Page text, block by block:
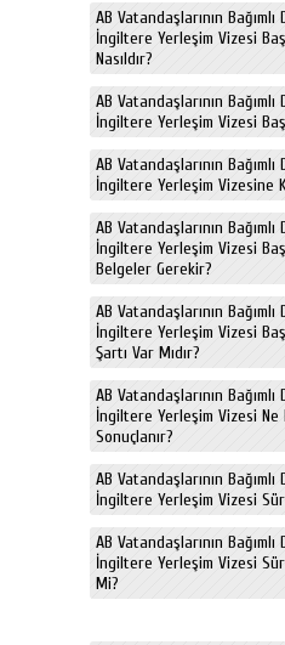
AB Vatandaşlarının
İngiltere Yerleşim Vizesi
Nasıldır?
AB Vatandaşlarının
İngiltere Yerleşim Vizesi
AB Vatandaşlarının
İngiltere Yerleşim Vizesine
AB Vatandaşlarının
İngiltere Yerleşim Vizesi
Belgeler Gerekir?
AB Vatandaşlarının
İngiltere Yerleşim Vizesi
Şartı Var Mıdır?
AB Vatandaşlarının
İngiltere Yerleşim Vizesi Ne
Sonuçlanır?
AB Vatandaşlarının
İngiltere Yerleşim Vizesi
AB Vatandaşlarının
İngiltere Yerleşim Vizesi
Mi?